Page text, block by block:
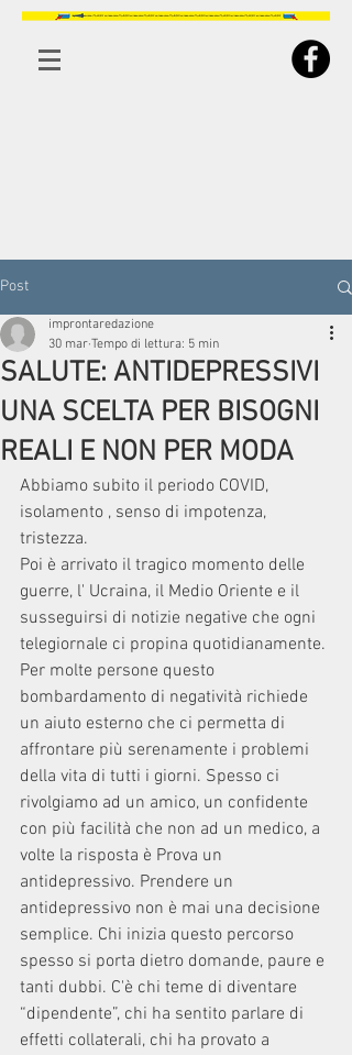
Post
SALUTE: ANTIDEPRESSIVI
UNA SCELTA PER BISOGNI
REALI E NON PER MODA
improntaredazione
30 mar Tempo di lettura: 5 min
Abbiamo subito il periodo COVID,
isolamento , senso di impotenza,
tristezza.
Poi è arrivato il tragico momento delle
guerre, l' Ucraina, il Medio Oriente e il
susseguirsi di notizie negative che ogni
telegiornale ci propina quotidianamente.
Per molte persone questo
bombardamento di negatività richiede
un aiuto esterno che ci permetta di
affrontare più serenamente i problemi
della vita di tutti i giorni. Spesso ci
rivolgiamo ad un amico, un confidente
con più facilità che non ad un medico, a
volte la risposta è Prova un
antidepressivo. Prendere un
antidepressivo non è mai una decisione
semplice. Chi inizia questo percorso
spesso si porta dietro domande, paure e
tanti dubbi. C'è chi teme di diventare
“dipendente”, chi ha sentito parlare di
effetti collaterali, chi ha provato a